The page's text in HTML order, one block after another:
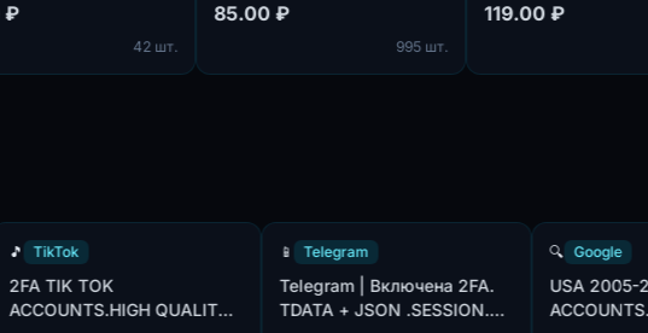
США и
было
подтверждена).
85.00 ₽
995 шт.
подтверждена).
119.00 ₽
🎵
2FA TIK TOK
ACCOUNTS.HIGH QUALITY.
📱 Telegram
Telegram | Включена 2FA.
TDATA + JSON .SESSION.
🔍
USA